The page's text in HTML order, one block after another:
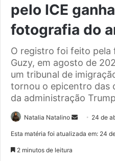
pelo ICE
fotografia do
O registro foi feito pela
Guzy, em agosto de
um tribunal de
tornou o epicentro das
da administração Trump
Natalia Natalino 24 de
Esta matéria foi atualizada em: 24
2 minutos de leitura